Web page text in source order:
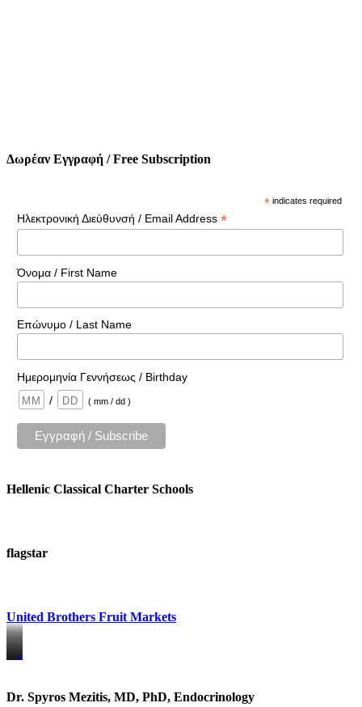
Δωρέαν Εγγραφή / Free Subscription
* indicates required
Ηλεκτρονική Διεύθυνσή / Email Address *
Όνομα / First Name
Επώνυμο / Last Name
Ημερομηνία Γεννήσεως / Birthday
/
( mm / dd )
Hellenic Classical Charter Schools
flagstar
United Brothers Fruit Markets
https://www.unitedbrothersfruitmarkets.com/
https://www.unitedbrothersfruitmarkets.com/
Dr. Spyros Mezitis, MD, PhD, Endocrinology